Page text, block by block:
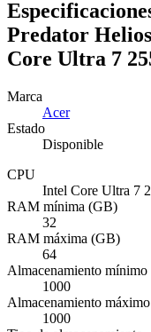
Predator
Core Ultra 7
Marca
Acer
Estado
Disponible
CPU
Intel Core Ultra 7
RAM mínima (GB)
32
RAM máxima (GB)
64
Almacenamiento
1000
Almacenamiento
1000